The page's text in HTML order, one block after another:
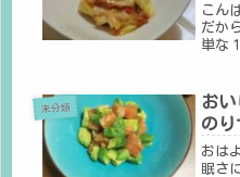
こん
だか
単な
ィー
わも
す...
未分類
お
のり
おは
眠さ